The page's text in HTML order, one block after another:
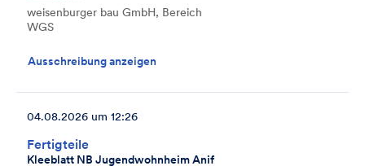
weisenburger bau GmbH, Bereich
WGS
Ausschreibung anzeigen
Fertigteile
Kleeblatt NB Jugendwohnheim Anif
04.08.2026 um 12:26